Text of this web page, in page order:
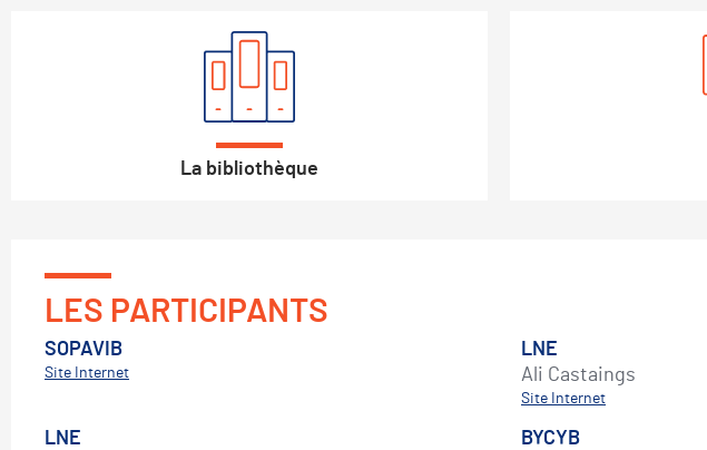
La bibliothèque
LES PARTICIPANTS
SOPAVIB
Site Internet
LNE
Ali Castaings
Site Internet
LNE
BYCYB